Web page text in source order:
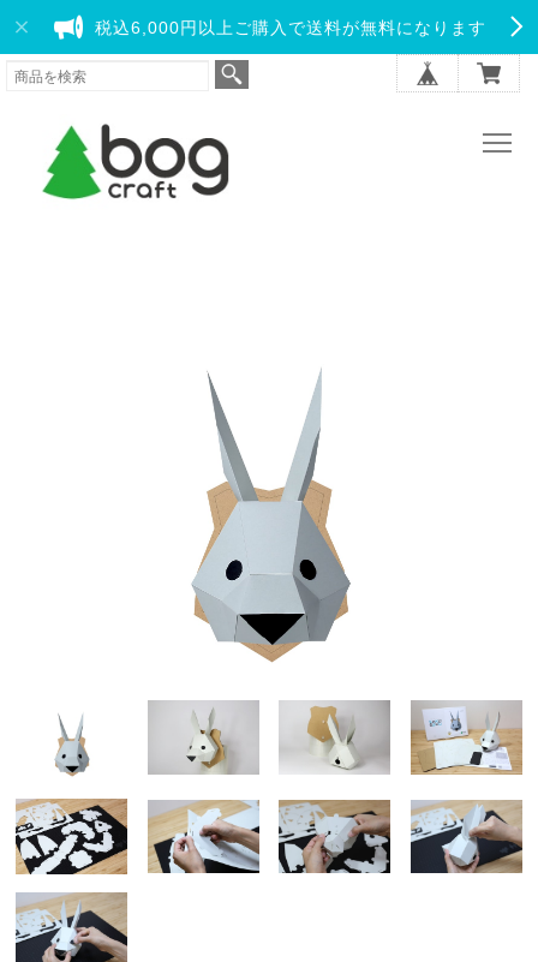
税込6,000円以上ご購入で送料が無料になります